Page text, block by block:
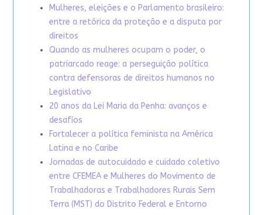
Mulheres, eleições e o Parlamento brasileiro:
entre a retórica da proteção e a disputa por
direitos
Quando as mulheres ocupam o poder, o
patriarcado reage: a perseguição política
contra defensoras de direitos humanos no
Legislativo
20 anos da Lei Maria da Penha: avanços e
desafios
Fortalecer a política feminista na América
Latina e no Caribe
Jornadas de autocuidado e cuidado coletivo
entre CFEMEA e Mulheres do Movimento de
Trabalhadoras e Trabalhadores Rurais Sem
Terra (MST) do Distrito Federal e Entorno